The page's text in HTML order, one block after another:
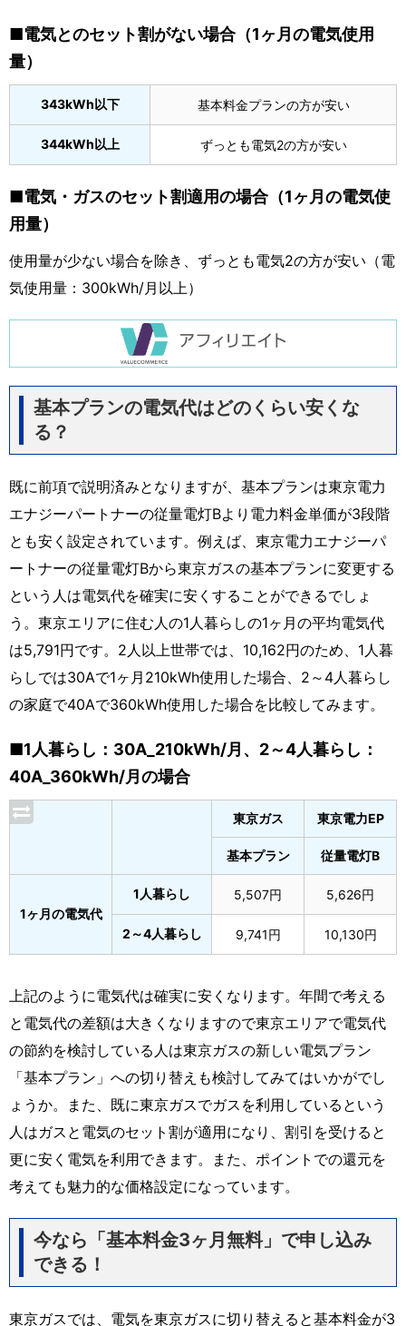
■電気とのセット割がない場合（1ヶ月の電気使用
量）
343kWh以下 基本料金プランの方が安い
344kWh以上 ずっとも電気2の方が安い
■電気・ガスのセット割適用の場合（1ヶ月の電気使
用量）
使用量が少ない場合を除き、ずっとも電気2の方が安い（電
気使用量：300kWh/月以上）
基本プランの電気代はどのくらい安くな
る？
既に前項で説明済みとなりますが、基本プランは東京電力
エナジーパートナーの従量電灯Bより電力料金単価が3段階
とも安く設定されています。例えば、東京電力エナジーパ
ートナーの従量電灯Bから東京ガスの基本プランに変更する
という人は電気代を確実に安くすることができるでしょ
う。東京エリアに住む人の1人暮らしの1ヶ月の平均電気代
は5,791円です。2人以上世帯では、10,162円のため、1人暮
らしでは30Aで1ヶ月210kWh使用した場合、2～4人暮らし
の家庭で40Aで360kWh使用した場合を比較してみます。
■1人暮らし：30A_210kWh/月、2～4人暮らし：
40A_360kWh/月の場合
東京ガス 東京電力EP
基本プラン 従量電灯B
1ヶ月の電気代
1人暮らし 5,507円 5,626円
2～4人暮らし 9,741円 10,130円
上記のように電気代は確実に安くなります。年間で考える
と電気代の差額は大きくなりますので東京エリアで電気代
の節約を検討している人は東京ガスの新しい電気プラン
「基本プラン」への切り替えも検討してみてはいかがでし
ょうか。また、既に東京ガスでガスを利用しているという
人はガスと電気のセット割が適用になり、割引を受けると
更に安く電気を利用できます。また、ポイントでの還元を
考えても魅力的な価格設定になっています。
今なら「基本料金3ヶ月無料」で申し込み
できる！
東京ガスでは、電気を東京ガスに切り替えると基本料金が3